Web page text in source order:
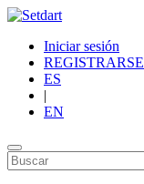
Iniciar sesión
REGISTRARSE
ES
|
EN